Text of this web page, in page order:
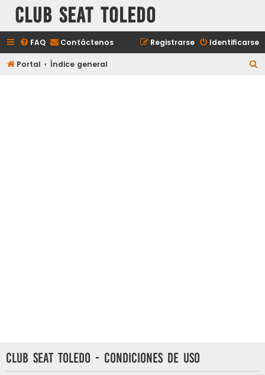
Club Seat Toledo
FAQ Contáctenos Identificarse
Registrarse
Portal Índice general
Club Seat Toledo - Condiciones de uso